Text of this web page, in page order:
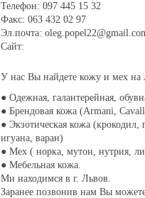
Телефон: 097 445 15 32
Факс: 063 432 02 97
Эл.почта:
Сайт:
У нас Вы найдете кожу и мех на
● Одежная, галантерейная,
● Брендовая кожа (Armani,
● Экзотическая кожа (крокодил,
игуана, варан)
● Мех ( норка, мутон, нутрия,
● Мебельная кожа.
Ми находимся в г. Львов.
Заранее позвонив нам Вы